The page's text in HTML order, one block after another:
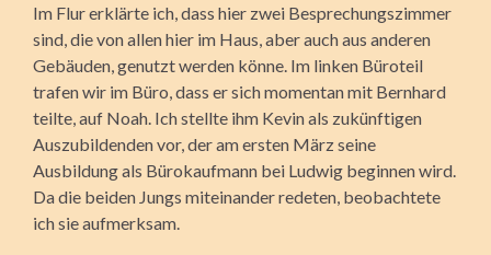
Im Flur erklärte ich, dass hier zwei Besprechungszimmer
sind, die von allen hier im Haus, aber auch aus anderen
Gebäuden, genutzt werden könne. Im linken Büroteil
trafen wir im Büro, dass er sich momentan mit Bernhard
teilte, auf Noah. Ich stellte ihm Kevin als zukünftigen
Auszubildenden vor, der am ersten März seine
Ausbildung als Bürokaufmann bei Ludwig beginnen wird.
Da die beiden Jungs miteinander redeten, beobachtete
ich sie aufmerksam.